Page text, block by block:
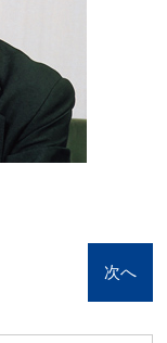
次へ